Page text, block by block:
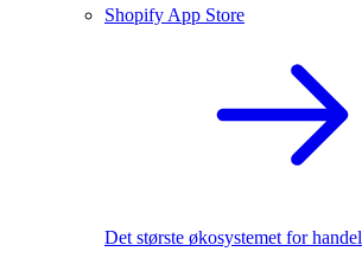
Shopify App Store
Det største økosystemet for handel